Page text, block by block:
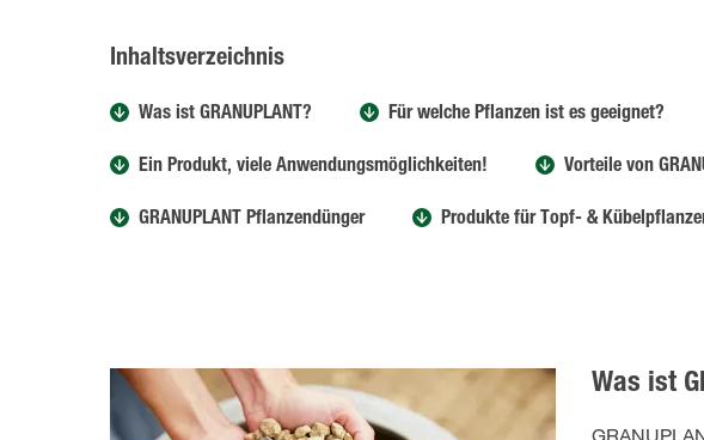
Inhaltsverzeichnis
Was ist GRANUPLANT? Für welche Pflanzen ist es geeignet?
Ein Produkt, viele Anwendungsmöglichkeiten! Vorteile von
GRANUPLANT Pflanzendünger Produkte für Topf- &
Was ist